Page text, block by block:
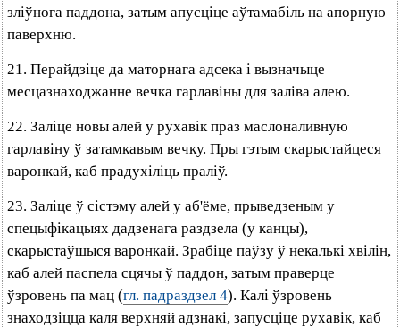
зліўнога паддона, затым апусціце аўтамабіль на апорную
паверхню.
21. Перайдзіце да маторнага адсека і вызначыце
месцазнаходжанне вечка гарлавіны для заліва алею.
22. Заліце новы алей у рухавік праз маслоналивную
гарлавіну ў затамкавым вечку. Пры гэтым скарыстайцеся
варонкай, каб прадухіліць праліў.
23. Заліце ў сістэму алей у аб'ёме, прыведзеным у
спецыфікацыях дадзенага раздзела (у канцы),
скарыстаўшыся варонкай. Зрабіце паўзу ў некалькі хвілін,
каб алей паспела сцячы ў паддон, затым праверце
ўзровень па мац (гл. падраздзел 4). Калі ўзровень
знаходзіцца каля верхняй адзнакі, запусціце рухавік, каб